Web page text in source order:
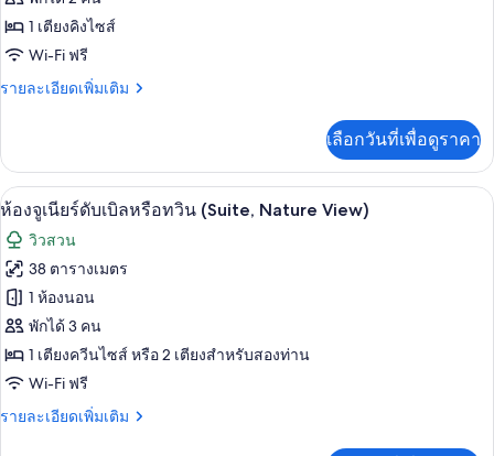
Honeymoon
Maya
1 เตียงคิงไซส์
Wi-Fi ฟรี
รายละเอียดเพิ่มเติม
ราย
เกี่ยว
กับ
Privilege
Honeymoon
Maya
Deluxe
เลือกวันที่เพื่อดูราคา
เปิด
ภาพถ่าย
ทั้งหมด
ของ
ห้อง
จู
เนียร์
ดับเบิล
มินิบาร์, ตู้นิรภัยในห้องพัก, โต๊ะทำงาน,
5
ห้องจูเนียร์ดับเบิลหรือทวิน (Suite, Nature View)
วิวสวน
38 ตารางเมตร
1 ห้องนอน
พักได้ 3 คน
1 เตียงควีนไซส์ หรือ 2 เตียงสำหรับสองท่าน
Wi-Fi ฟรี
รายละเอียดเพิ่มเติม
ราย